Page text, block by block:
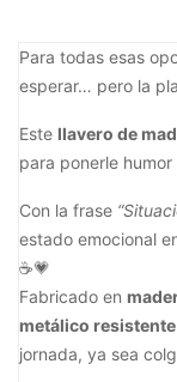
Para todas esas
esperar… pero la
Este llavero de
para ponerle
Con la frase
estado emocional
☕💗
Fabricado en
metálico resistente
jornada, ya sea